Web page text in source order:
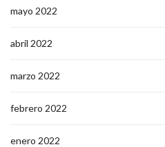
mayo 2022
abril 2022
marzo 2022
febrero 2022
enero 2022